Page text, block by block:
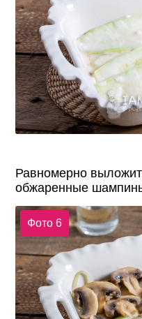
Равномерно
обжаренные
Фото 6